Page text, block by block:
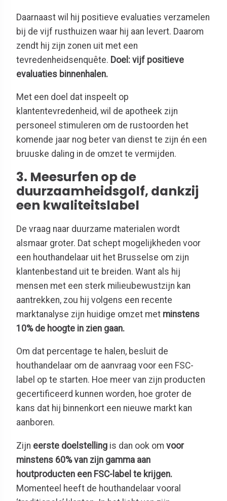
Daarnaast wil hij positieve evaluaties verzamelen
bij de vijf rusthuizen waar hij aan levert. Daarom
zendt hij zijn zonen uit met een
tevredenheidsenquête. Doel: vijf positieve
evaluaties binnenhalen.
Met een doel dat inspeelt op
klantentevredenheid, wil de apotheek zijn
personeel stimuleren om de rustoorden het
komende jaar nog beter van dienst te zijn én een
bruuske daling in de omzet te vermijden.
3. Meesurfen op de
duurzaamheidsgolf, dankzij
een kwaliteitslabel
De vraag naar duurzame materialen wordt
alsmaar groter. Dat schept mogelijkheden voor
een houthandelaar uit het Brusselse om zijn
klantenbestand uit te breiden. Want als hij
mensen met een sterk milieubewustzijn kan
aantrekken, zou hij volgens een recente
marktanalyse zijn huidige omzet met minstens
10% de hoogte in zien gaan.
Om dat percentage te halen, besluit de
houthandelaar om de aanvraag voor een FSC-
label op te starten. Hoe meer van zijn producten
gecertificeerd kunnen worden, hoe groter de
kans dat hij binnenkort een nieuwe markt kan
aanboren.
Zijn eerste doelstelling is dan ook om voor
minstens 60% van zijn gamma aan
houtproducten een FSC-label te krijgen.
Momenteel heeft de houthandelaar vooral